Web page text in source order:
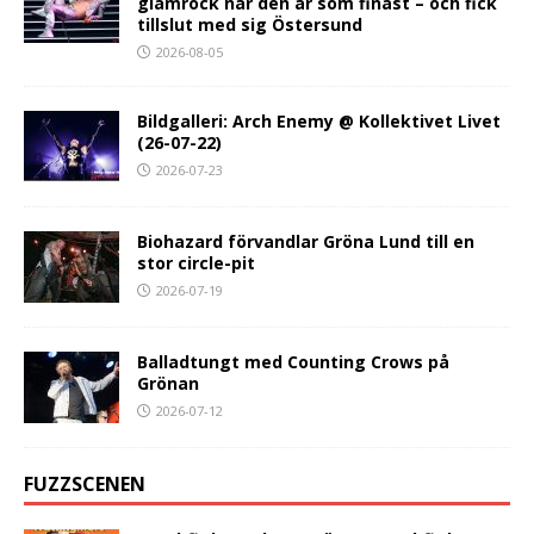
tillslut med sig Östersund
2026-08-05
Bildgalleri: Arch Enemy @ Kollektivet Livet
(26-07-22)
2026-07-23
Biohazard förvandlar Gröna Lund till en
stor circle-pit
2026-07-19
Balladtungt med Counting Crows på
Grönan
2026-07-12
FUZZSCENEN